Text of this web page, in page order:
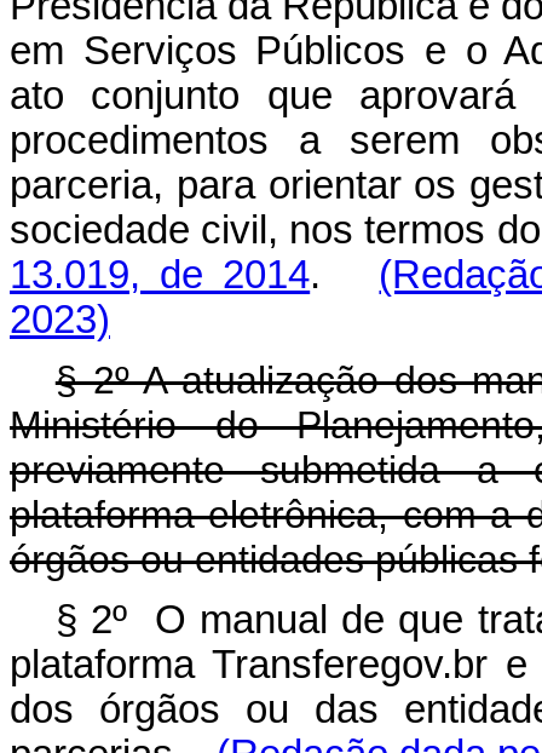
em Serviços Públicos e o
ato conjunto que
procedimentos a serem
parceria, para orientar os
sociedade civil, nos termos
13.019, de 2014.
2023)
§ 2º A atualização dos
Ministério do
previamente submetida
plataforma eletrônica, com a
órgãos ou entidades públicas
§ 2º O manual de que
plataforma Transferegov.br
dos órgãos ou das